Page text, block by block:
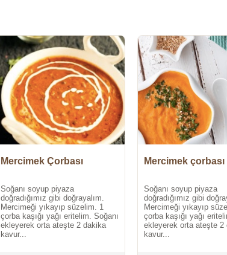
Mercimek Çorbası
Soğanı soyup piyaza
doğradığımız gibi doğrayalım.
Mercimeği yıkayıp süzelim. 1
çorba kaşığı yağı eritelim. Soğanı
ekleyerek orta ateşte 2 dakika
kavur...
Mercimek çorbası
Soğanı soyup piyaza
doğradığımız gibi
Mercimeği yıkayıp
çorba kaşığı yağı
ekleyerek orta ateşte 2
kavur...